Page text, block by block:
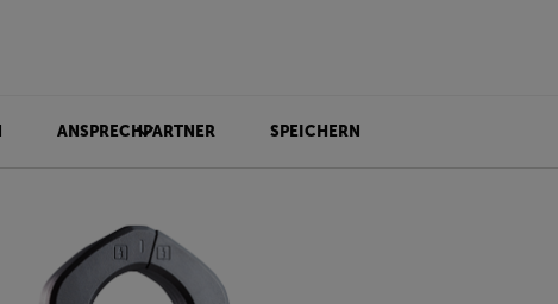
ANSPRECHPARTNER SPEICHERN